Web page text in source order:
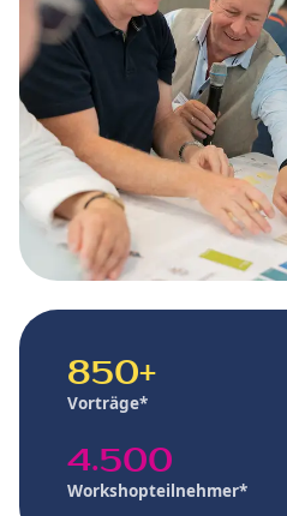
850+
Vorträge*
4.500
Workshopteilnehmer*